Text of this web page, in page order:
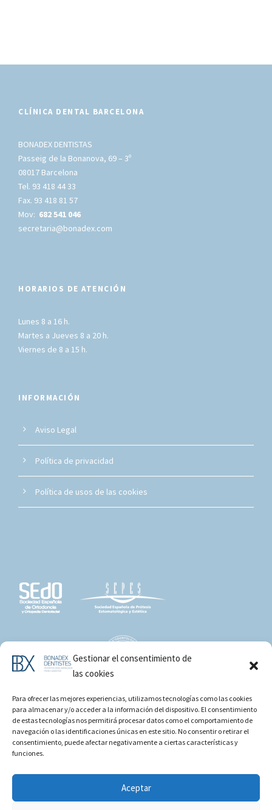
Gestionar el consentimiento de
las cookies
Para ofrecer las mejores experiencias, utilizamos tecnologías como las cookies
para almacenar y/o acceder a la información del dispositivo. El consentimiento
de estas tecnologías nos permitirá procesar datos como el comportamiento de
navegación o las identificaciones únicas en este sitio. No consentir o retirar el
consentimiento, puede afectar negativamente a ciertas características y
funciones.
Aceptar
CLÍNICA DENTAL BARCELONA
BONADEX DENTISTAS
Passeig de la Bonanova, 69 – 3º
08017 Barcelona
Tel. 93 418 44 33
Fax. 93 418 81 57
Mov: 682 541 046
secretaria@bonadex.com
HORARIOS DE ATENCIÓN
Lunes 8 a 16 h.
Martes a Jueves 8 a 20 h.
Viernes de 8 a 15 h.
INFORMACIÓN
Aviso Legal
Política de privacidad
Política de usos de las cookies